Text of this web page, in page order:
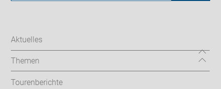
Aktuelles
Themen
Tourenberichte